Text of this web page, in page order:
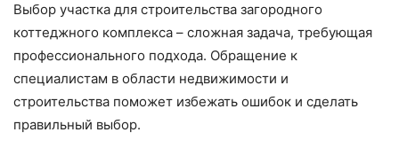
Выбор участка для строительства загородного
коттеджного комплекса – сложная задача, требующая
профессионального подхода. Обращение к
специалистам в области недвижимости и
строительства поможет избежать ошибок и сделать
правильный выбор.